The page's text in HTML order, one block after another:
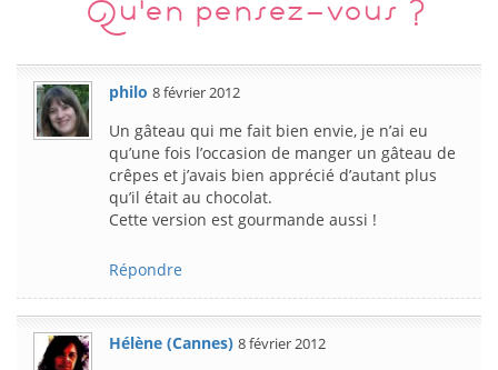
Qu'en pensez-vous ?
philo 8 février 2012
Un gâteau qui me fait bien envie, je n’ai eu
qu’une fois l’occasion de manger un gâteau de
crêpes et j’avais bien apprécié d’autant plus
qu’il était au chocolat.
Cette version est gourmande aussi !
Répondre
Hélène (Cannes) 8 février 2012